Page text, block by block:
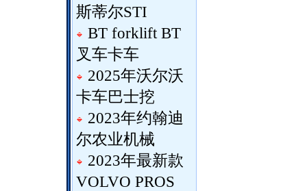
斯蒂尔STI
BT forklift BT
叉车卡车
2025年沃尔沃
卡车巴士挖
2023年约翰迪
尔农业机械
2023年最新款
VOLVO PROS